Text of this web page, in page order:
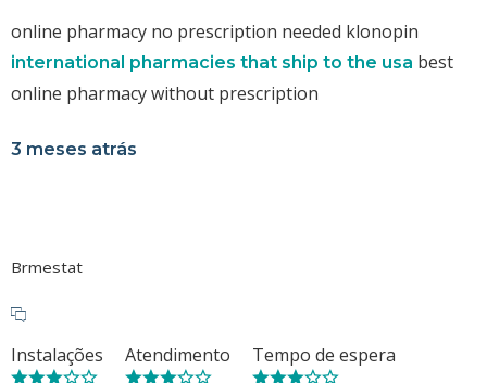
online pharmacy no prescription needed klonopin
international pharmacies that ship to the usa best
online pharmacy without prescription
3 meses atrás
Brmestat
Instalações Atendimento Tempo de espera